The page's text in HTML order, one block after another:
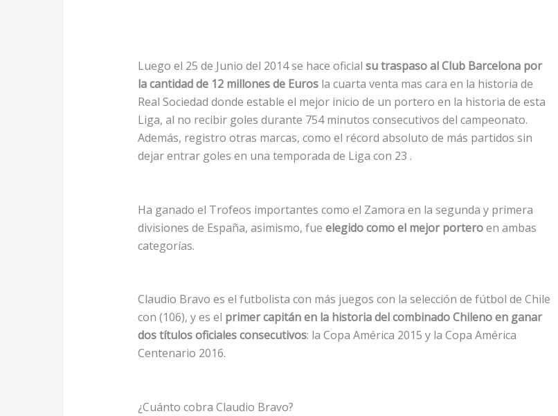
Luego el 25 de Junio del 2014 se hace oficial su traspaso al Club Barcelona por
la cantidad de 12 millones de Eurosla cuarta venta mas cara en la historia de
Real Sociedad donde estable el mejor inicio de un portero en la historia de esta
Liga, al no recibir goles durante 754 minutos consecutivos del campeonato.
Además, registro otras marcas, como el récord absoluto de más partidos sin
dejar entrar goles en una temporada de Liga con 23 .
Ha ganado el Trofeos importantes como el Zamora en la segunda y primera
divisiones de España, asimismo, fue elegido como el mejor porteroen ambas
categorías.
Claudio Bravo es el futbolista con más juegos con la selección de fútbol de Chile
con (106), y es el primer capitán en la historia del combinado Chileno en ganar
dos títulos oficiales consecutivos: la Copa América 2015 y la Copa América
Centenario 2016.
¿Cuánto cobra Claudio Bravo?